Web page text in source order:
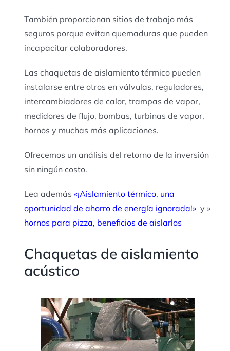
También proporcionan sitios de trabajo más
seguros porque evitan quemaduras que pueden
incapacitar colaboradores.
Las chaquetas de aislamiento térmico pueden
instalarse entre otros en válvulas, reguladores,
intercambiadores de calor, trampas de vapor,
medidores de flujo, bombas, turbinas de vapor,
hornos y muchas más aplicaciones.
Ofrecemos un análisis del retorno de la inversión
sin ningún costo.
Lea además «¡Aislamiento térmico, una
oportunidad de ahorro de energía ignorada!» y »
hornos para pizza, beneficios de aislarlos
Chaquetas de aislamiento
acústico